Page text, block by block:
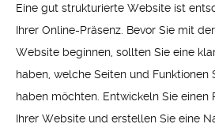
Eine gut strukturierte Website ist
Ihrer Online-Präsenz. Bevor Sie mit
Website beginnen, sollten Sie eine
haben, welche Seiten und Funktionen
haben möchten. Entwickeln Sie einen
Ihrer Website und erstellen Sie eine